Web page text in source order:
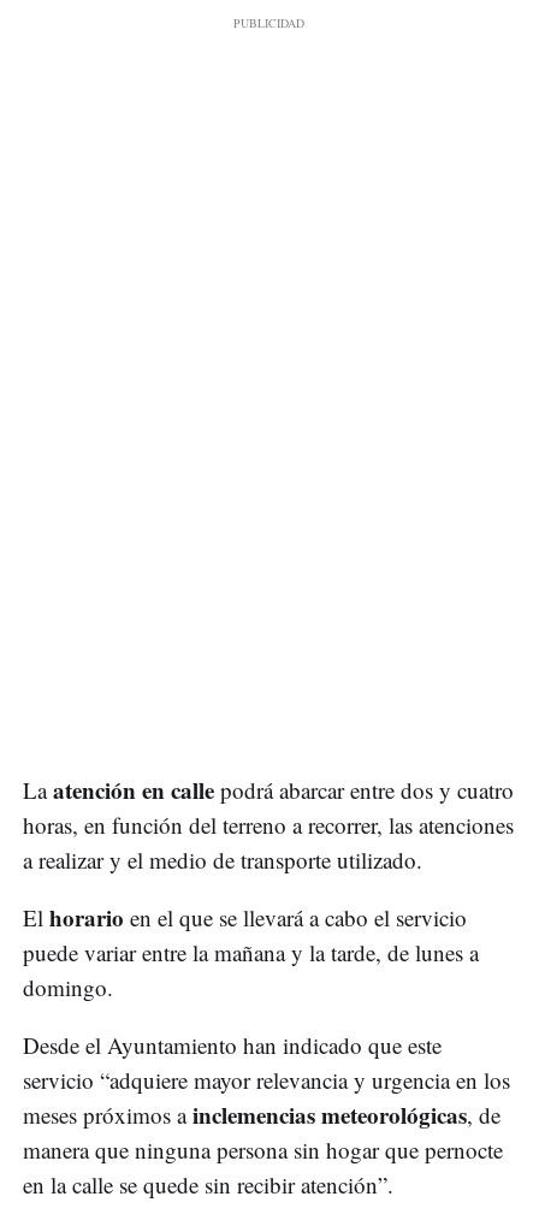
Laatención en calle podrá abarcar entre dos y cuatro
horas, en función del terreno a recorrer, las atenciones
a realizar y el medio de transporte utilizado.
El horario en el que se llevará a cabo el servicio
puede variar entre la mañana y la tarde, de lunes a
domingo.
Desde el Ayuntamiento han indicado que este
servicio “adquiere mayor relevancia y urgencia en los
meses próximos ainclemencias meteorológicas, de
manera que ninguna persona sin hogar que pernocte
en la calle se quede sin recibir atención”.